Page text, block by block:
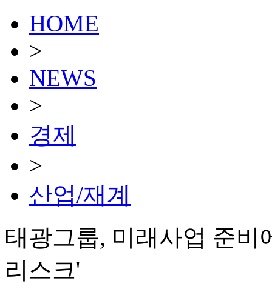
HOME
>
NEWS
>
경제
>
산업/재계
태광그룹, 미래사업 준비
리스크'